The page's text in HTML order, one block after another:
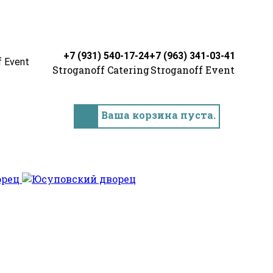
Event
Ваша корзина пуста.
+7 (931) 540-17-24
Stroganoff Catering
+7 (963) 341-03-41
Stroganoff Event